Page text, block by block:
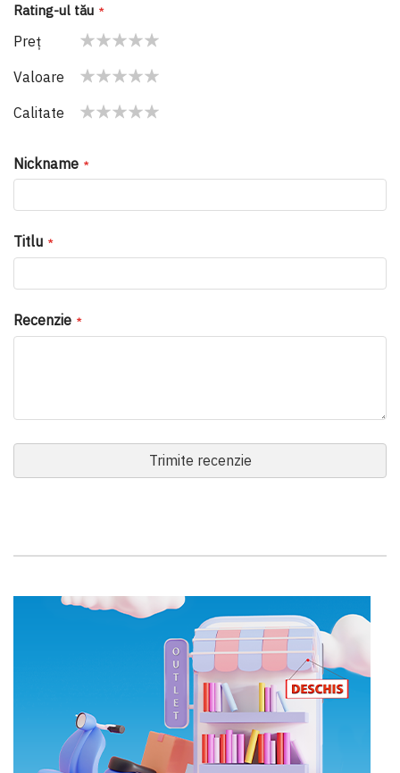
Rating-ul tău
Preţ
star
stars
stars
stars
stars
Valoare
star
stars
stars
stars
stars
Calitate
Nickname
Titlu
Recenzie
Trimite recenzie